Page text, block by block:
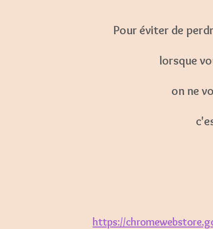
Pour éviter de
lorsque
on ne
https://